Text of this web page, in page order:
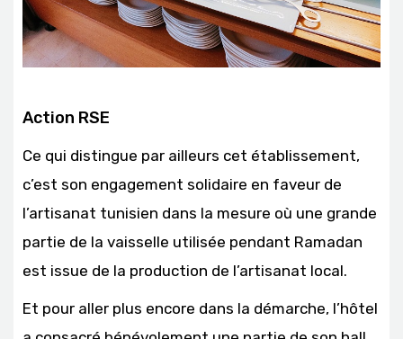
Action RSE
Ce qui distingue par ailleurs cet établissement,
c’est son engagement solidaire en faveur de
l’artisanat tunisien dans la mesure où une grande
partie de la vaisselle utilisée pendant Ramadan
est issue de la production de l’artisanat local.
Et pour aller plus encore dans la démarche, l’hôtel